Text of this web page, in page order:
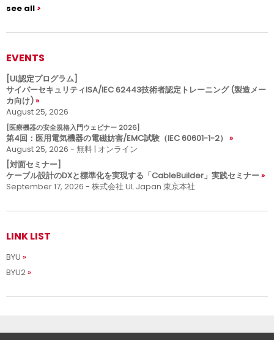
see all
EVENTS
[UL認定プログラム]
サイバーセキュリティISA/IEC 62443技術者認定トレーニング (製造メー
カ向け)
August 25, 2026
[医療機器の安全規格入門ウェビナー 2026]
第4回：医用電気機器の電磁妨害/EMC試験（IEC 60601-1-2）
August 25, 2026 - 無料 | オンライン
[対面セミナー]
ケーブル設計のDXと標準化を実現する「CableBuilder」実践セミナー
September 17, 2026 - 株式会社 UL Japan 東京本社
LINK LIST
BYU
BYU2